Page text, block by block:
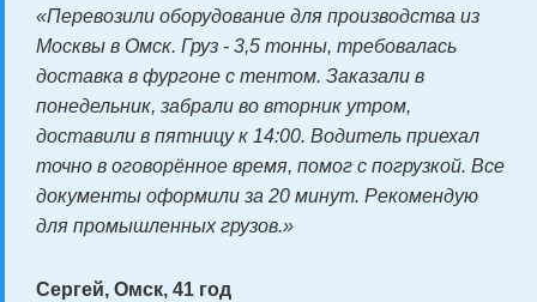
«Перевозили оборудование для производства из
Москвы в Омск. Груз - 3,5 тонны, требовалась
доставка в фургоне с тентом. Заказали в
понедельник, забрали во вторник утром,
доставили в пятницу к 14:00. Водитель приехал
точно в оговорённое время, помог с погрузкой. Все
документы оформили за 20 минут. Рекомендую
для промышленных грузов.»
Сергей, Омск, 41 год